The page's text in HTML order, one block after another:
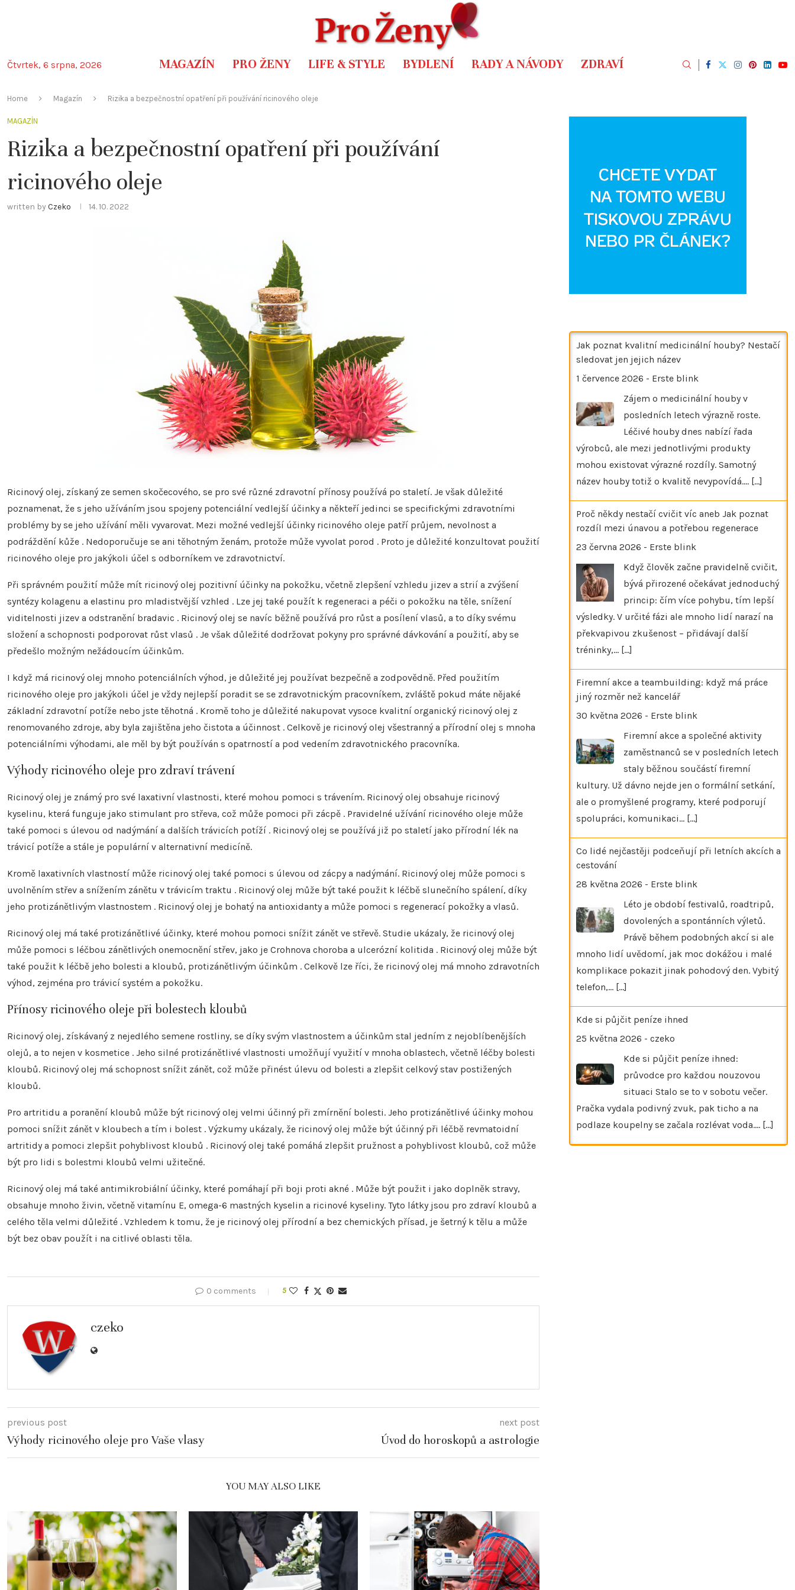
Čtvrtek, 6 srpna, 2026 MAGAZÍN PRO ŽENY LIFE & STYLE BYDLENÍ RADY A NÁVODY ZDRAVÍ
Home Magazín Rizika a bezpečnostní opatření při používání ricinového oleje
MAGAZÍN
Rizika a bezpečnostní opatření při používání
ricinového oleje
written by Czeko 14. 10. 2022
Ricinový olej, získaný ze semen skočecového, se pro své různé zdravotní přínosy používá po staletí. Je však důležité
poznamenat, že s jeho užíváním jsou spojeny potenciální vedlejší účinky a někteří jedinci se specifickými zdravotními
problémy by se jeho užívání měli vyvarovat. Mezi možné vedlejší účinky ricinového oleje patří průjem, nevolnost a
podráždění kůže . Nedoporučuje se ani těhotným ženám, protože může vyvolat porod . Proto je důležité konzultovat použití
ricinového oleje pro jakýkoli účel s odborníkem ve zdravotnictví.
Při správném použití může mít ricinový olej pozitivní účinky na pokožku, včetně zlepšení vzhledu jizev a strií a zvýšení
syntézy kolagenu a elastinu pro mladistvější vzhled . Lze jej také použít k regeneraci a péči o pokožku na těle, snížení
viditelnosti jizev a odstranění bradavic . Ricinový olej se navíc běžně používá pro růst a posílení vlasů, a to díky svému
složení a schopnosti podporovat růst vlasů . Je však důležité dodržovat pokyny pro správné dávkování a použití, aby se
předešlo možným nežádoucím účinkům.
I když má ricinový olej mnoho potenciálních výhod, je důležité jej používat bezpečně a zodpovědně. Před použitím
ricinového oleje pro jakýkoli účel je vždy nejlepší poradit se se zdravotnickým pracovníkem, zvláště pokud máte nějaké
základní zdravotní potíže nebo jste těhotná . Kromě toho je důležité nakupovat vysoce kvalitní organický ricinový olej z
renomovaného zdroje, aby byla zajištěna jeho čistota a účinnost . Celkově je ricinový olej všestranný a přírodní olej s mnoha
potenciálními výhodami, ale měl by být používán s opatrností a pod vedením zdravotnického pracovníka.
Výhody ricinového oleje pro zdraví trávení
Ricinový olej je známý pro své laxativní vlastnosti, které mohou pomoci s trávením. Ricinový olej obsahuje ricinový
kyselinu, která funguje jako stimulant pro střeva, což může pomoci při zácpě . Pravidelné užívání ricinového oleje může
také pomoci s úlevou od nadýmání a dalších trávicích potíží . Ricinový olej se používá již po staletí jako přírodní lék na
trávicí potíže a stále je populární v alternativní medicíně.
Kromě laxativních vlastností může ricinový olej také pomoci s úlevou od zácpy a nadýmání. Ricinový olej může pomoci s
uvolněním střev a snížením zánětu v trávicím traktu . Ricinový olej může být také použit k léčbě slunečního spálení, díky
jeho protizánětlivým vlastnostem . Ricinový olej je bohatý na antioxidanty a může pomoci s regenerací pokožky a vlasů.
Ricinový olej má také protizánětlivé účinky, které mohou pomoci snížit zánět ve střevě. Studie ukázaly, že ricinový olej
může pomoci s léčbou zánětlivých onemocnění střev, jako je Crohnova choroba a ulcerózní kolitida . Ricinový olej může být
také použit k léčbě jeho bolesti a kloubů, protizánětlivým účinkům . Celkově lze říci, že ricinový olej má mnoho zdravotních
výhod, zejména pro trávicí systém a pokožku.
Přínosy ricinového oleje při bolestech kloubů
Ricinový olej, získávaný z nejedlého semene rostliny, se díky svým vlastnostem a účinkům stal jedním z nejoblíbenějších
olejů, a to nejen v kosmetice . Jeho silné protizánětlivé vlastnosti umožňují využití v mnoha oblastech, včetně léčby bolesti
kloubů. Ricinový olej má schopnost snížit zánět, což může přinést úlevu od bolesti a zlepšit celkový stav postižených
kloubů.
Pro artritidu a poranění kloubů může být ricinový olej velmi účinný při zmírnění bolesti. Jeho protizánětlivé účinky mohou
pomoci snížit zánět v kloubech a tím i bolest . Výzkumy ukázaly, že ricinový olej může být účinný při léčbě revmatoidní
artritidy a pomoci zlepšit pohyblivost kloubů . Ricinový olej také pomáhá zlepšit pružnost a pohyblivost kloubů, což může
být pro lidi s bolestmi kloubů velmi užitečné.
Ricinový olej má také antimikrobiální účinky, které pomáhají při boji proti akné . Může být použit i jako doplněk stravy,
obsahuje mnoho živin, včetně vitamínu E, omega-6 mastných kyselin a ricinové kyseliny. Tyto látky jsou pro zdraví kloubů a
celého těla velmi důležité . Vzhledem k tomu, že je ricinový olej přírodní a bez chemických přísad, je šetrný k tělu a může
být bez obav použít i na citlivé oblasti těla.
0 comments 5
czeko
previous post
Výhody ricinového oleje pro Vaše vlasy
next post
Úvod do horoskopů a astrologie
YOU MAY ALSO LIKE
Jak poznat kvalitní medicinální houby? Nestačí
sledovat jen jejich název
1 července 2026 - Erste blink
Zájem o medicinální houby v
posledních letech výrazně roste.
Léčivé houby dnes nabízí řada
výrobců, ale mezi jednotlivými produkty
mohou existovat výrazné rozdíly. Samotný
název houby totiž o kvalitě nevypovídá.… [...]
Proč někdy nestačí cvičit víc aneb Jak poznat
rozdíl mezi únavou a potřebou regenerace
23 června 2026 - Erste blink
Když člověk začne pravidelně cvičit,
bývá přirozené očekávat jednoduchý
princip: čím více pohybu, tím lepší
výsledky. V určité fázi ale mnoho lidí narazí na
překvapivou zkušenost – přidávají další
tréninky,… [...]
Firemní akce a teambuilding: když má práce
jiný rozměr než kancelář
30 května 2026 - Erste blink
Firemní akce a společné aktivity
zaměstnanců se v posledních letech
staly běžnou součástí firemní
kultury. Už dávno nejde jen o formální setkání,
ale o promyšlené programy, které podporují
spolupráci, komunikaci… [...]
Co lidé nejčastěji podceňují při letních akcích a
cestování
28 května 2026 - Erste blink
Léto je období festivalů, roadtripů,
dovolených a spontánních výletů.
Právě během podobných akcí si ale
mnoho lidí uvědomí, jak moc dokážou i malé
komplikace pokazit jinak pohodový den. Vybitý
telefon,… [...]
Kde si půjčit peníze ihned
25 května 2026 - czeko
Kde si půjčit peníze ihned:
průvodce pro každou nouzovou
situaci Stalo se to v sobotu večer.
Pračka vydala podivný zvuk, pak ticho a na
podlaze koupelny se začala rozlévat voda.… [...]